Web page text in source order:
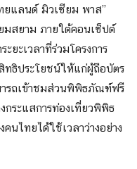
แลนด์ มิวเซียม พาส”
สยาม ภายใต้คอนเซ็ปต์
ยะเวลาที่ร่วมโครงการ
ทธิประโยชน์ให้แก่ผู้ถือบัตร
รถเข้าชมส่วนพิพิธภัณฑ์ฟรี
ระแสการท่องเที่ยวพิพิธ
คนไทยได้ใช้เวลาว่างอย่าง